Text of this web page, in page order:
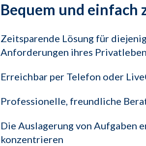
Bequem und einfach
Zeitsparende Lösung für
Anforderungen ihres
Erreichbar per Telefon oder
Professionelle, freundliche
Die Auslagerung von Aufgaben
konzentrieren